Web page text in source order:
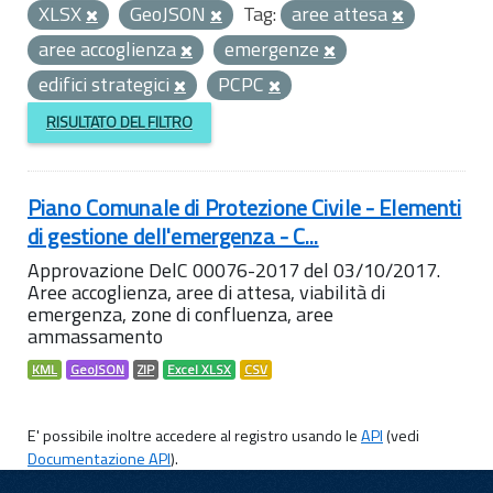
XLSX
GeoJSON Tag: aree attesa
aree accoglienza
emergenze
edifici strategici
PCPC
RISULTATO DEL FILTRO
Piano Comunale di Protezione Civile - Elementi
di gestione dell'emergenza - C...
Approvazione DelC 00076-2017 del 03/10/2017.
Aree accoglienza, aree di attesa, viabilità di
emergenza, zone di confluenza, aree
ammassamento
KML GeoJSON ZIP Excel XLSX CSV
E' possibile inoltre accedere al registro usando leAPI(vedi
Documentazione API).